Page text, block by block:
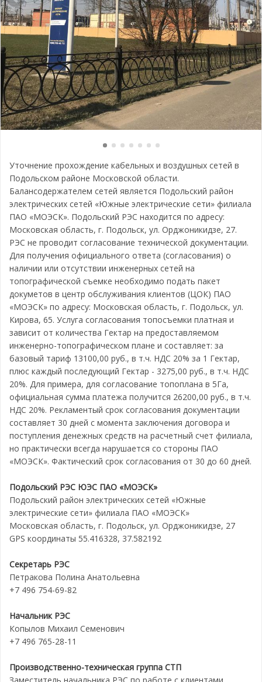
Уточнение прохождение кабельных и воздушных сетей в
Подольском районе Московской области.
Балансодержателем сетей является Подольский район
электрических сетей «Южные электрические сети» филиала
ПАО «МОЭСК». Подольский РЭС находится по адресу:
Московская область, г. Подольск, ул. Орджоникидзе, 27.
РЭС не проводит согласование технической документации.
Для получения официального ответа (согласования) о
наличии или отсутствии инженерных сетей на
топографической съемке необходимо подать пакет
докуметов в центр обслуживания клиентов (ЦОК) ПАО
«МОЭСК» по адресу: Московская область, г. Подольск, ул.
Кирова, 65. Услуга согласования топосъемки платная и
зависит от количества Гектар на предоставляемом
инженерно-топографическом плане и составляет: за
базовый тариф 13100,00 руб., в т.ч. НДС 20% за 1 Гектар,
плюс каждый последующий Гектар - 3275,00 руб., в т.ч. НДС
20%. Для примера, для согласование топоплана в 5Га,
официальная сумма платежа получится 26200,00 руб., в т.ч.
НДС 20%. Рекламентый срок согласования документации
составляет 30 дней с момента заключения договора и
поступления денежных средств на расчетный счет филиала,
но практически всегда нарушается со стороны ПАО
«МОЭСК». Фактический срок согласования от 30 до 60 дней.
Подольский РЭС ЮЭС ПАО «МОЭСК»
Подольский район электрических сетей «Южные
электрические сети» филиала ПАО «МОЭСК»
Московская область, г. Подольск, ул. Орджоникидзе, 27
GPS координаты 55.416328, 37.582192
Секретарь РЭС
Петракова Полина Анатольевна
+7 496 754-69-82
Начальник РЭС
Копылов Михаил Семенович
+7 496 765-28-11
Производственно-техническая группа СТП